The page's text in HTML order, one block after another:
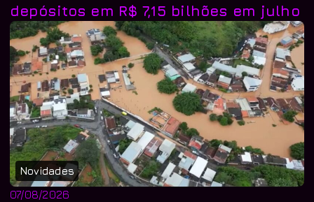
depósitos em R$ 7,15 bilhões em julho
Novidades
07/08/2026